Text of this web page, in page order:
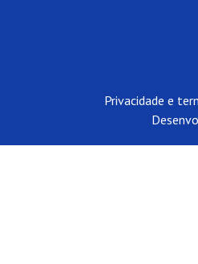
Privacidade e